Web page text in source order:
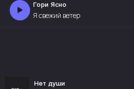
Гори Ясно
Я свежий ветер
Нет души